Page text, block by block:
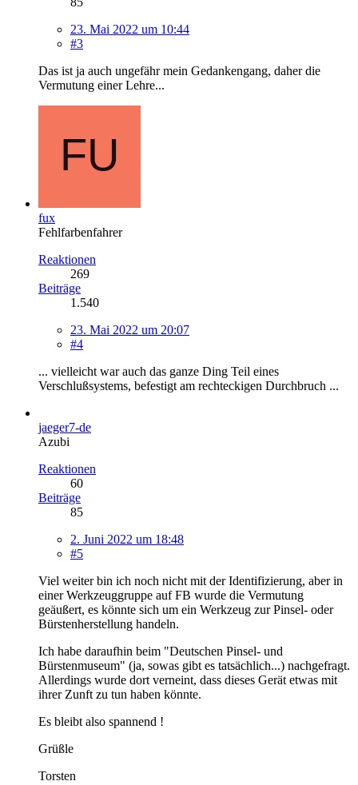
23. Mai 2022 um 10:44
#3
Das ist ja auch ungefähr mein Gedankengang, daher die
Vermutung einer Lehre...
fux
Fehlfarbenfahrer
Reaktionen
269
Beiträge
1.540
23. Mai 2022 um 20:07
#4
... vielleicht war auch das ganze Ding Teil eines
Verschlußsystems, befestigt am rechteckigen Durchbruch ...
jaeger7-de
Azubi
Reaktionen
60
Beiträge
85
2. Juni 2022 um 18:48
#5
Viel weiter bin ich noch nicht mit der Identifizierung, aber in
einer Werkzeuggruppe auf FB wurde die Vermutung
geäußert, es könnte sich um ein Werkzeug zur Pinsel- oder
Bürstenherstellung handeln.
Ich habe daraufhin beim "Deutschen Pinsel- und
Bürstenmuseum" (ja, sowas gibt es tatsächlich...) nachgefragt.
Allerdings wurde dort verneint, dass dieses Gerät etwas mit
ihrer Zunft zu tun haben könnte.
Es bleibt also spannend !
Grüßle
Torsten